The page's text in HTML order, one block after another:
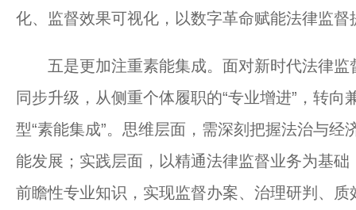
化、监督效果可视化，以数字革命赋能法律监督
五是更加注重素能集成。面对新时代法律监
同步升级，从侧重个体履职的“专业增进”，转
型“素能集成”。思维层面，需深刻把握法治与
能发展；实践层面，以精通法律监督业务为基础
前瞻性专业知识，实现监督办案、治理研判、